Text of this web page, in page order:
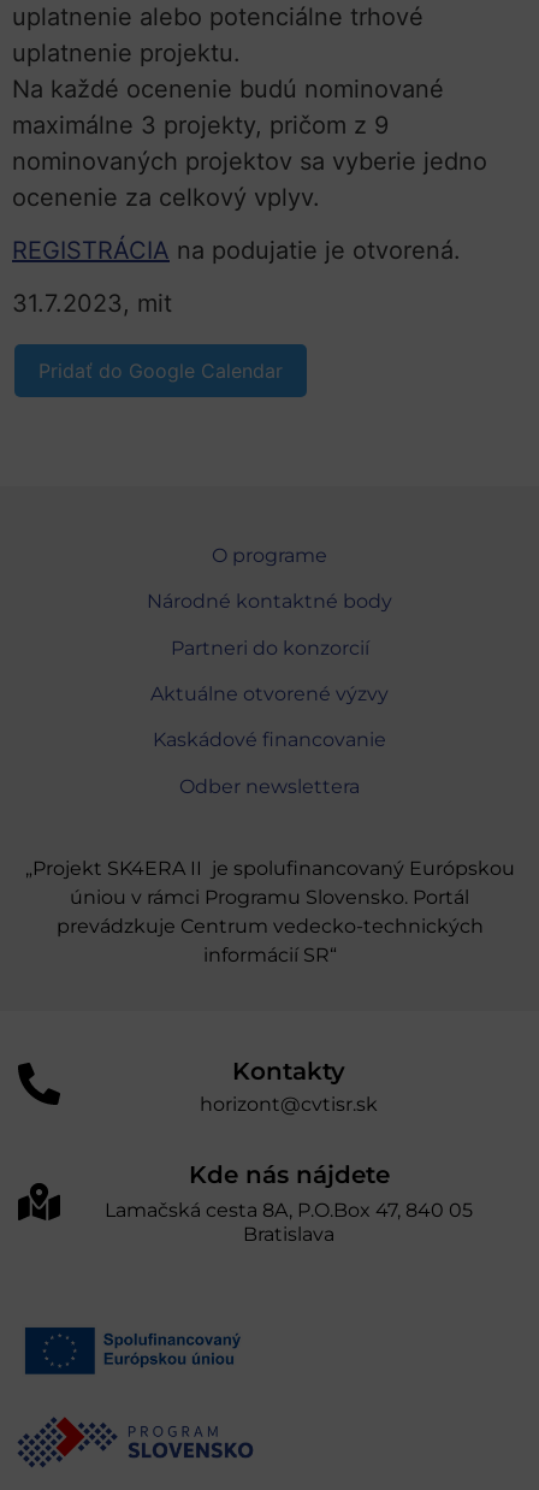
uplatnenie alebo potenciálne trhové
uplatnenie projektu.
Na každé ocenenie budú nominované
maximálne 3 projekty, pričom z 9
nominovaných projektov sa vyberie jedno
ocenenie za celkový vplyv.
REGISTRÁCIA na podujatie je otvorená.
31.7.2023, mit
Pridať do Google Calendar
O programe
Národné kontaktné body
Partneri do konzorcií
Aktuálne otvorené výzvy
Kaskádové financovanie
Odber newslettera
„Projekt SK4ERA II je spolufinancovaný Európskou
úniou v rámci Programu Slovensko. Portál
prevádzkuje Centrum vedecko-technických
informácií SR“
Kontakty
horizont@cvtisr.sk
Kde nás nájdete
Lamačská cesta 8A, P.O.Box 47, 840 05
Bratislava